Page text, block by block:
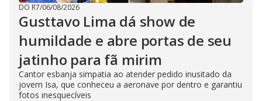
DO R7/06/08/2026
Gusttavo Lima dá show de
humildade e abre portas de seu
jatinho para fã mirim
Cantor esbanja simpatia ao atender pedido inusitado da
jovem Isa, que conheceu a aeronave por dentro e garantiu
fotos inesquecíveis